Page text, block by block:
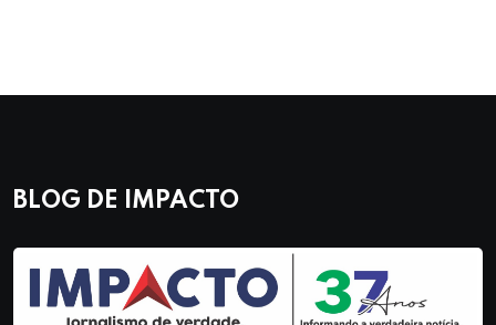
BLOG DE IMPACTO